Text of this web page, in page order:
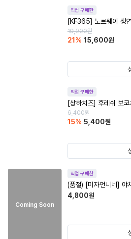
직접 구매한
[KF365] 노르웨이 생
19,900원
21 % 15,600원
직접 구매한
[상하치즈] 후레쉬 보
6,400원
15% 5,400원
Coming Soon
직접 구매한
(품절) [미자언니네] 야
4,800원